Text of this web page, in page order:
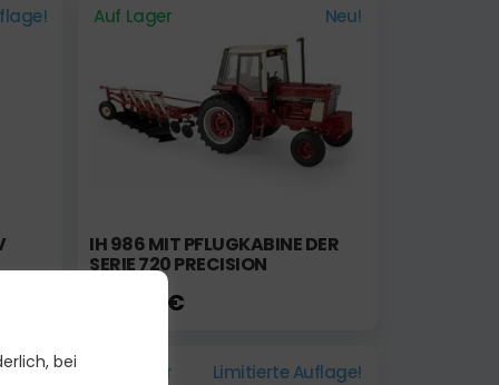
Auf Lager Neu!
IH 986 MIT PFLUGKABINE DER
SERIE 720 PRECISION
425,00 €
Auf Lager Limitierte Auflage!
bei